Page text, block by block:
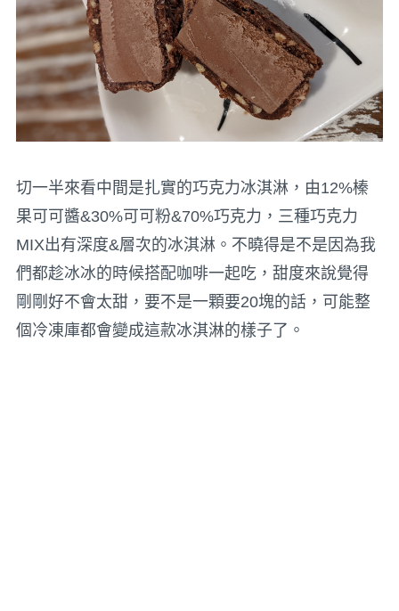
切一半來看中間是扎實的巧克力冰淇淋，由12%榛
果可可醬&30%可可粉&70%巧克力，三種巧克力
MIX出有深度&層次的冰淇淋。不曉得是不是因為我
們都趁冰冰的時候搭配咖啡一起吃，甜度來說覺得
剛剛好不會太甜，要不是一顆要20塊的話，可能整
個冷凍庫都會變成這款冰淇淋的樣子了。